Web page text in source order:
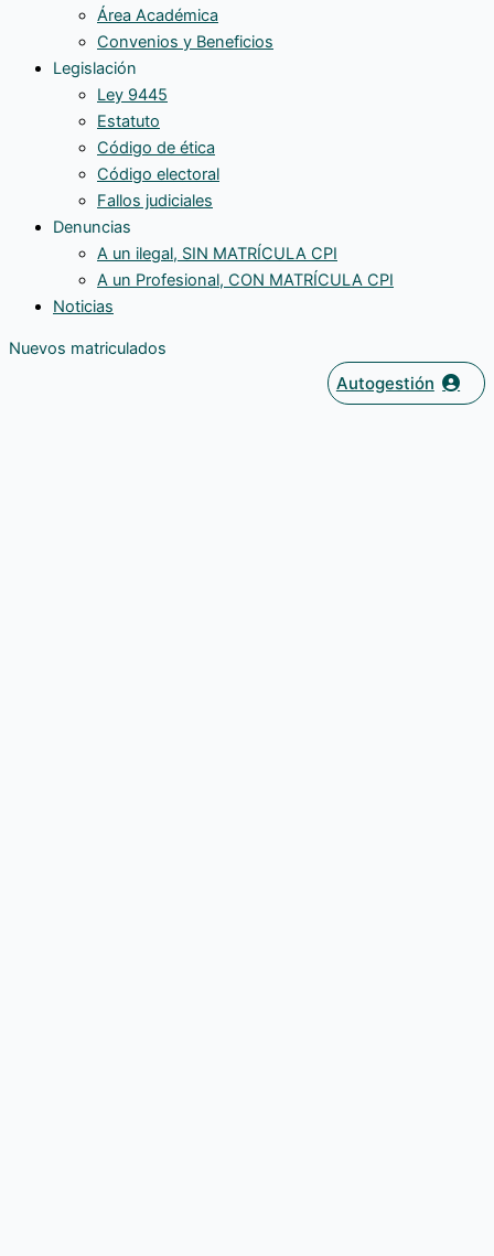
Área Académica
Convenios y Beneficios
Legislación
Ley 9445
Estatuto
Código de ética
Código electoral
Fallos judiciales
Denuncias
A un ilegal, SIN MATRÍCULA CPI
A un Profesional, CON MATRÍCULA CPI
Noticias
Nuevos matriculados
Autogestión